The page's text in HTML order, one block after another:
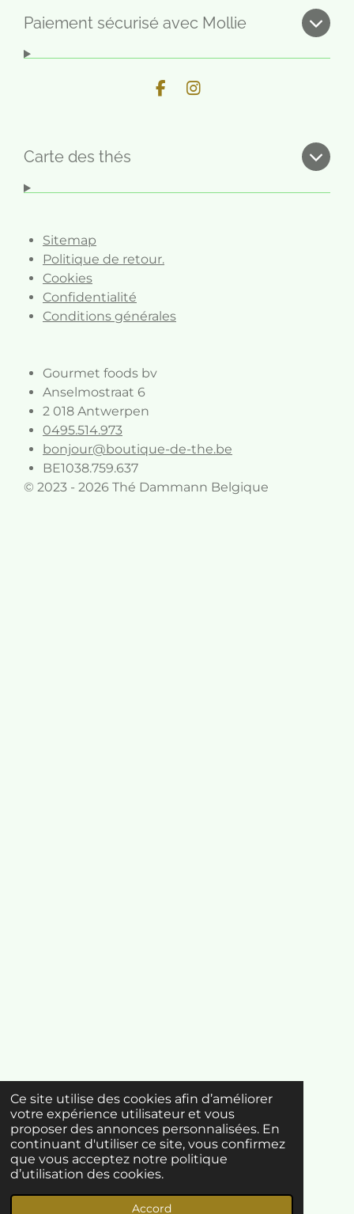
Ce site utilise des cookies afin d’améliorer
votre expérience utilisateur et vous
proposer des annonces personnalisées. En
continuant d'utiliser ce site, vous confirmez
que vous acceptez notre politique
d’utilisation des cookies.
Accord
Paiement sécurisé avec Mollie
F
I
Carte des thés
Sitemap
Politique de retour.
Cookies
Confidentialité
Conditions générales
Gourmet foods bv
Anselmostraat 6
2 018 Antwerpen
0495.514.973
bonjour@boutique-de-the.be
BE1038.759.637
© 2023 - 2026 Thé Dammann Belgique